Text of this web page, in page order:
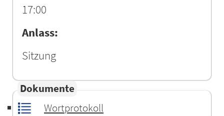
17:00
Anlass:
Sitzung
Dokumente
Wortprotokoll